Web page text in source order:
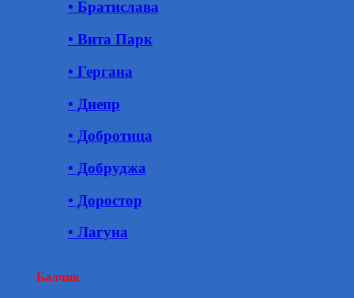
• Братислава
• Вита Парк
• Гергана
• Днепр
• Добротица
• Добруджа
• Доростор
• Лагуна
Балчик